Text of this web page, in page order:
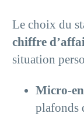
Le choix du
chiffre
situation
Micro-
plafonds